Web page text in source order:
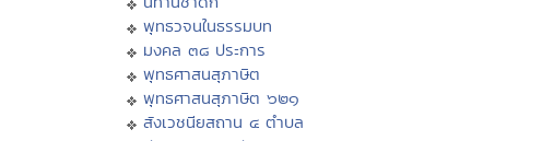
พุทธวจนในธรรมบท
มงคล ๓๘ ประการ
พุทธศาสนสุภาษิต
พุทธศาสนสุภาษิต ๖๒๑
สังเวชนียสถาน ๔ ตำบล